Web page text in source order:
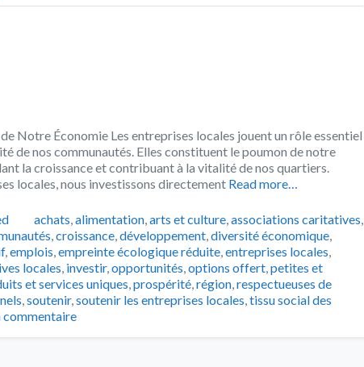
Notre Économie Les entreprises locales jouent un rôle essentiel
de nos communautés. Elles constituent le poumon de notre
la croissance et contribuant à la vitalité de nos quartiers.
locales, nous investissons directement Read more…
Tags
achats,alimentation,arts et culture,associations caritatives,
,croissance,développement,diversité économique,
,emplois,empreinte écologique réduite,entreprises locales,
locales, investir,opportunités,options offert,petites et
et services uniques,prospérité,région,respectueuses de
,soutenir,soutenir les entreprises locales,tissu social des
commentaire